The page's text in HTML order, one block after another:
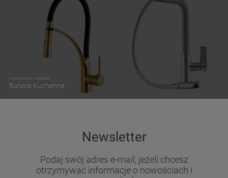
Nowoczesne i wygodne
Baterie Kuchenne
Newsletter
Podaj swój adres e-mail, jeżeli chcesz
otrzymywać informacje o nowościach i